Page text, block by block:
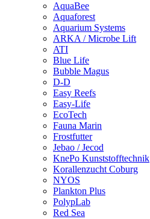
AquaBee
Aquaforest
Aquarium Systems
ARKA / Microbe Lift
ATI
Blue Life
Bubble Magus
D-D
Easy Reefs
Easy-Life
EcoTech
Fauna Marin
Frostfutter
Jebao / Jecod
KnePo Kunststofftechnik
Korallenzucht Coburg
NYOS
Plankton Plus
PolypLab
Red Sea